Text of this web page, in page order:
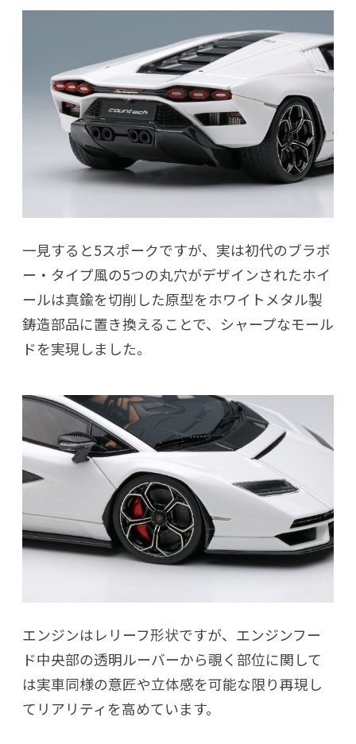
一見すると5スポークですが、実は初代のブラボ
ー・タイプ風の5つの丸穴がデザインされたホイ
ールは真鍮を切削した原型をホワイトメタル製
鋳造部品に置き換えることで、シャープなモール
ドを実現しました。
エンジンはレリーフ形状ですが、エンジンフー
ド中央部の透明ルーバーから覗く部位に関して
は実車同様の意匠や立体感を可能な限り再現し
てリアリティを高めています。